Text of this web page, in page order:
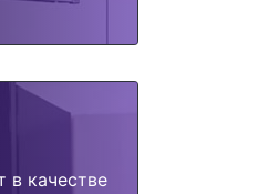
в качестве